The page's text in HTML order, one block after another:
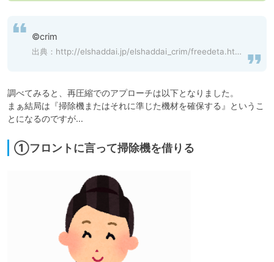
©crim
出典： http://elshaddai.jp/elshaddai_crim/freedeta.html
調べてみると、再圧縮でのアプローチは以下となりました。
まぁ結局は『掃除機またはそれに準じた機材を確保する』というこ
とになるのですが…
①フロントに言って掃除機を借りる